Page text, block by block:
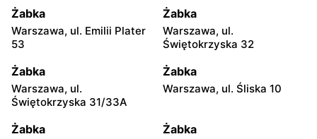
Żabka
Warszawa, ul. Emilii Plater
53
Żabka
Warszawa, ul.
Świętokrzyska 32
Żabka
Warszawa, ul.
Świętokrzyska 31/33A
Żabka
Warszawa, ul. Śliska 10
Żabka Żabka